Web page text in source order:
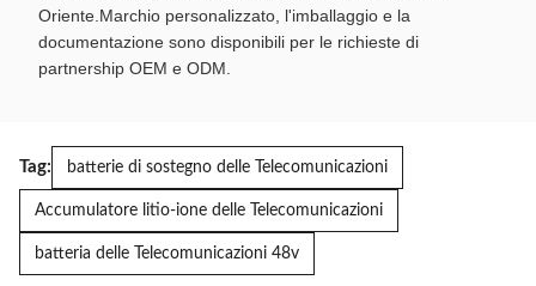
Oriente.Marchio personalizzato, l'imballaggio e la
documentazione sono disponibili per le richieste di
partnership OEM e ODM.
Tag: batterie di sostegno delle Telecomunicazioni
Accumulatore litio-ione delle Telecomunicazioni
batteria delle Telecomunicazioni 48v